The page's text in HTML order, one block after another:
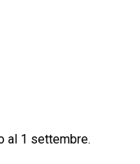
al 1 settembre.